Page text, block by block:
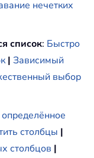
нечетких
список: Быстро
| Зависимый
выбор
столбцы |
столбцов |